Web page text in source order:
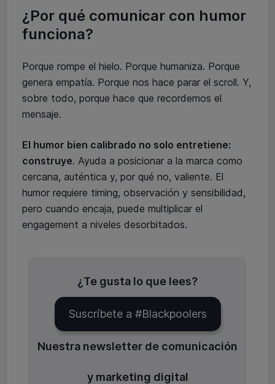
¿Por qué comunicar con humor
funciona?
Porque rompe el hielo. Porque humaniza. Porque
genera empatía. Porque nos hace parar el scroll. Y,
sobre todo, porque hace que recordemos el
mensaje.
El humor bien calibrado no solo entretiene:
construye. Ayuda a posicionar a la marca como
cercana, auténtica y, por qué no, valiente. El
humor requiere timing, observación y sensibilidad,
pero cuando encaja, puede multiplicar el
engagement a niveles desorbitados.
¿Te gusta lo que lees?
Suscríbete a #Blackpoolers
Nuestra newsletter de comunicación
y marketing digital